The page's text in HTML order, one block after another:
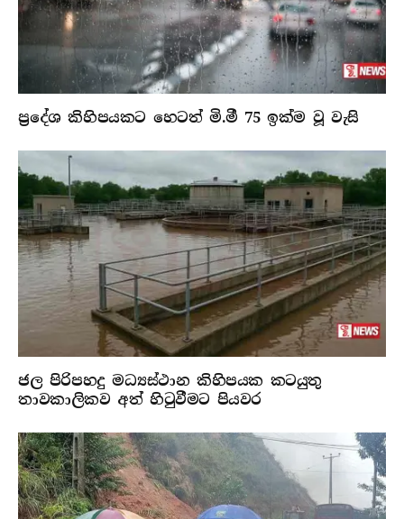
ප්‍රදේශ කිහිපයකට හෙටත් මි.මී 75 ඉක්ම වූ වැසි
ජල පිරිපහදු මධ්‍යස්ථාන කිහිපයක කටයුතු
තාවකාලිකව අත් හිටුවීමට පියවර